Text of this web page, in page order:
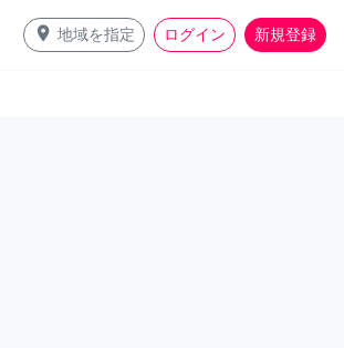
place 地域を指定 ログイン 新規登録